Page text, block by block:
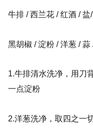
牛排 / 西兰花 / 红酒 / 盐
黑胡椒 / 淀粉 / 洋葱 / 蒜
1.牛排清水洗净，用刀
一点淀粉
2.洋葱洗净，取四之一